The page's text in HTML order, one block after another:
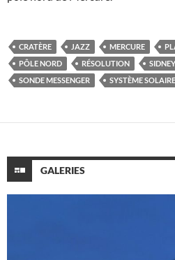
CRATÈRE JAZZ MERCURE
PÔLE NORD
RÉSOLUTION
SONDE MESSENGER
SYSTÈME SOLAIRE
GALERIES